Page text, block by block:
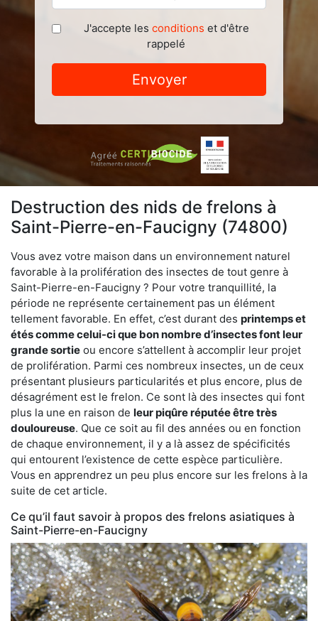
J'accepte les conditions et d'être
rappelé
Envoyer
Destruction des nids de frelons à
Saint-Pierre-en-Faucigny (74800)
Vous avez votre maison dans un environnement naturel
favorable à la prolifération des insectes de tout genre à
Saint-Pierre-en-Faucigny ? Pour votre tranquillité, la
période ne représente certainement pas un élément
tellement favorable. En effet, c’est durant des printemps et
étés comme celui-ci que bon nombre d’insectes font leur
grande sortie ou encore s’attellent à accomplir leur projet
de prolifération. Parmi ces nombreux insectes, un de ceux
présentant plusieurs particularités et plus encore, plus de
désagrément est le frelon. Ce sont là des insectes qui font
plus la une en raison de leur piqûre réputée être très
douloureuse. Que ce soit au fil des années ou en fonction
de chaque environnement, il y a là assez de spécificités
qui entourent l’existence de cette espèce particulière.
Vous en apprendrez un peu plus encore sur les frelons à la
suite de cet article.
Ce qu’il faut savoir à propos des frelons asiatiques à
Saint-Pierre-en-Faucigny